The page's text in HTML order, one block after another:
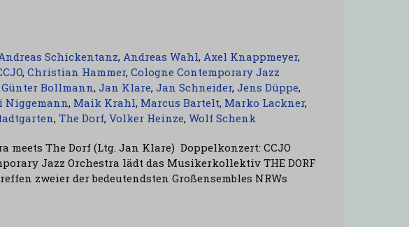
Schickentanz, Andreas Wahl, Axel Knappmeyer,
, Christian Hammer, Cologne Contemporary Jazz
Günter Bollmann, Jan Klare, Jan Schneider, Jens Düppe,
Niggemann, Maik Krahl, Marcus Bartelt, Marko Lackner,
, The Dorf, Volker Heinze, Wolf Schenk
meets The Dorf (Ltg. Jan Klare) Doppelkonzert: CCJO
Jazz Orchestra lädt das Musikerkollektiv THE DORF
zweier der bedeutendsten Großensembles NRWs